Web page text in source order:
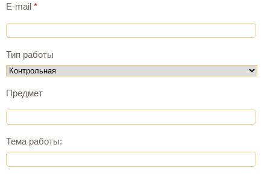
E-mail *
Тип работы
Предмет
Тема работы: